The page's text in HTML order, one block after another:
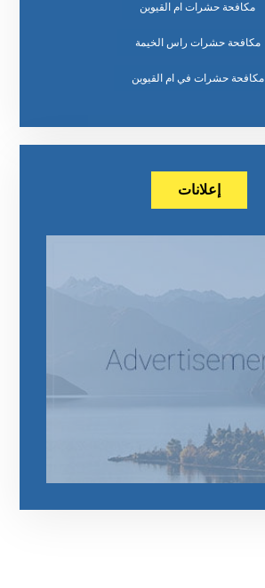
مكافحة حشرات ام القيوين
مكافحة حشرات راس الخيمة
مكافحة حشرات في ام القيوين
إعلانات